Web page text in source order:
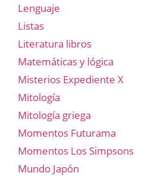
Lenguaje
Listas
Literatura libros
Matemáticas y lógica
Misterios Expediente X
Mitología
Mitología griega
Momentos Futurama
Momentos Los Simpsons
Mundo Japón